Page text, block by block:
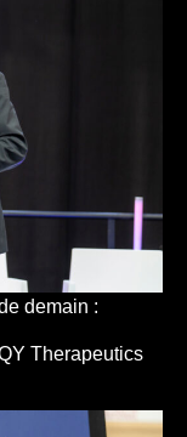
demain :
Therapeutics